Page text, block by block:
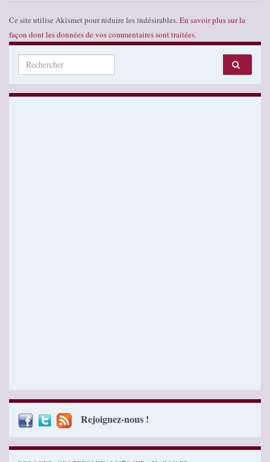
Ce site utilise Akismet pour réduire les indésirables. En savoir plus sur la
façon dont les données de vos commentaires sont traitées.
Search for:
Rejoignez-nous !